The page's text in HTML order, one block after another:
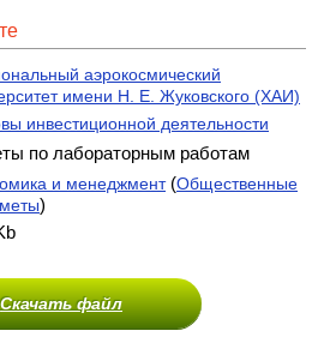
аэрокосмический
имени Н. Е. Жуковского (ХАИ)
инвестиционной деятельности
по лабораторным работам
и менеджмент(Общественные
)
Скачать файл